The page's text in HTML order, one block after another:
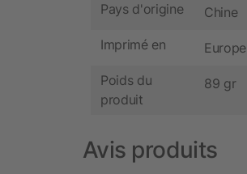
Pays d'origine Chine
Imprimé en Europe
Poids du
produit
89 gr
Avis produits